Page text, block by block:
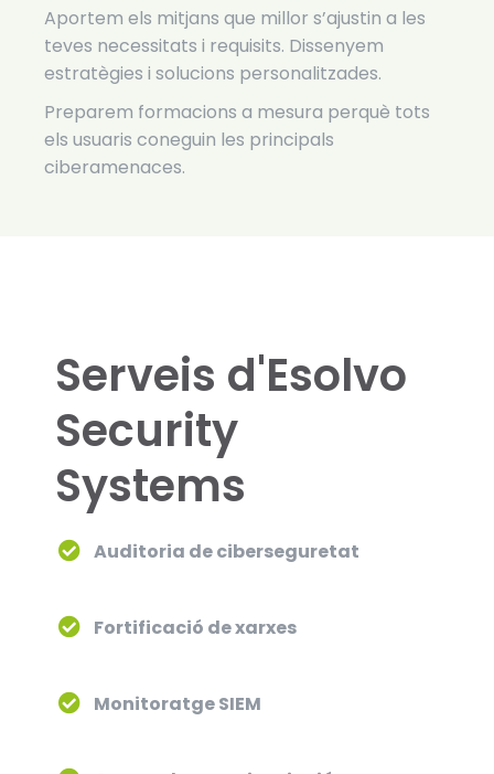
Aportem els mitjans que millor s’ajustin a les
teves necessitats i requisits. Dissenyem
estratègies i solucions personalitzades.
Preparem formacions a mesura perquè tots
els usuaris coneguin les principals
ciberamenaces.
Serveis d'Esolvo
Security
Systems
Auditoria de ciberseguretat
Fortificació de xarxes
Monitoratge SIEM